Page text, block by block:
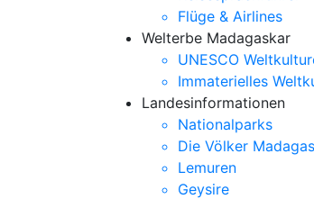
Flüge & Airlines
Welterbe Madagaskar
UNESCO
Immaterielles
Landesinformationen
Nationalparks
Die Völker
Lemuren
Geysire